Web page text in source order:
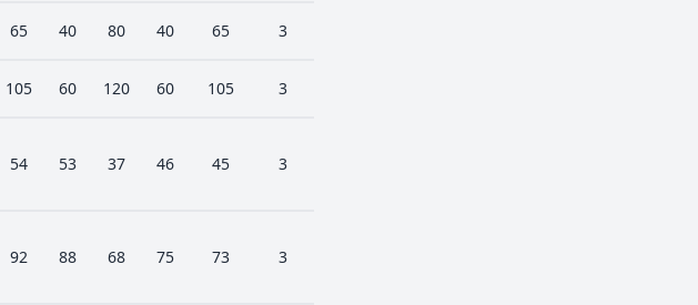
65 40 80 40 65 3
105 60 120 60 105 3
54 53 37 46 45 3
92 88 68 75 73 3